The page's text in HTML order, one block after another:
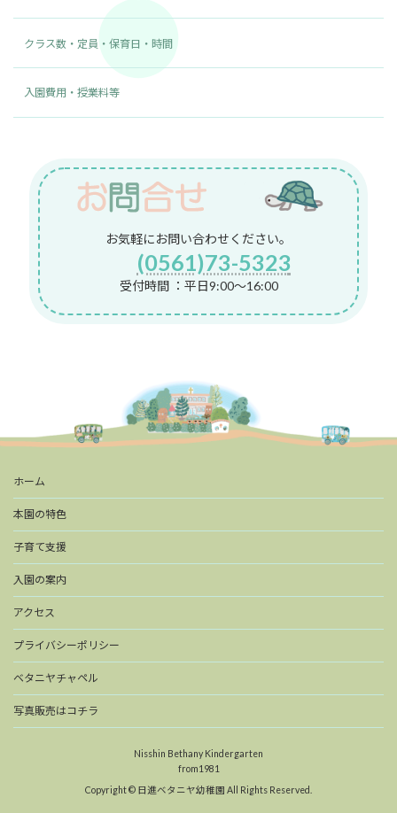
クラス数・定員・保育日・時間
入園費用・授業料等
お気軽にお問い合わせください。
(0561)73-5323
受付時間 ：平日9:00～16:00
ホーム
本園の特色
子育て支援
入園の案内
アクセス
プライバシーポリシー
ベタニヤチャペル
写真販売はコチラ
Nisshin Bethany Kindergarten
from1981
Copyright © 日進ベタニヤ幼稚園 All Rights Reserved.